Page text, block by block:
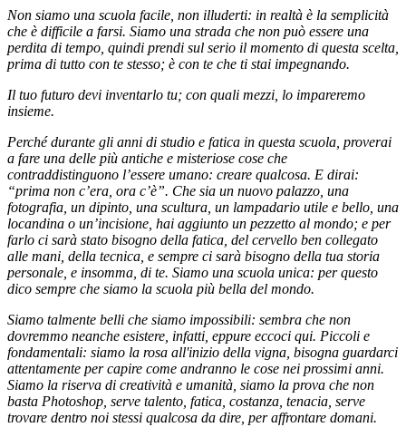
Non siamo una scuola facile, non illuderti: in realtà è la semplicità
che è difficile a farsi. Siamo una strada che non può essere una
perdita di tempo, quindi prendi sul serio il momento di questa scelta,
prima di tutto con te stesso; è con te che ti stai impegnando.
Il tuo futuro devi inventarlo tu; con quali mezzi, lo impareremo
insieme.
Perché durante gli anni di studio e fatica in questa scuola, proverai
a fare una delle più antiche e misteriose cose che
contraddistinguono l’essere umano: creare qualcosa. E dirai:
“prima non c’era, ora c’è”. Che sia un nuovo palazzo, una
fotografia, un dipinto, una scultura, un lampadario utile e bello, una
locandina o un’incisione, hai aggiunto un pezzetto al mondo; e per
farlo ci sarà stato bisogno della fatica, del cervello ben collegato
alle mani, della tecnica, e sempre ci sarà bisogno della tua storia
personale, e insomma, di te. Siamo una scuola unica: per questo
dico sempre che siamo la scuola più bella del mondo.
Siamo talmente belli che siamo impossibili: sembra che non
dovremmo neanche esistere, infatti, eppure eccoci qui. Piccoli e
fondamentali: siamo la rosa all'inizio della vigna, bisogna guardarci
attentamente per capire come andranno le cose nei prossimi anni.
Siamo la riserva di creatività e umanità, siamo la prova che non
basta Photoshop, serve talento, fatica, costanza, tenacia, serve
trovare dentro noi stessi qualcosa da dire, per affrontare domani.